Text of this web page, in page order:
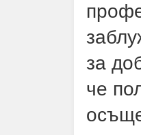
за
че